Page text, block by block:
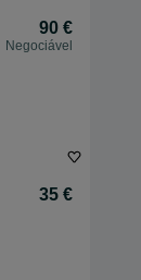
90 €
Negociável
35 €